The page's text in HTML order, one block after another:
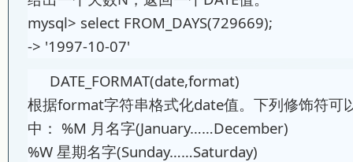
mysql> select FROM_DAYS(729669);
-> '1997-10-07'
DATE_FORMAT(date,format)
根据format字符串格式化date值。下列修饰符可
中： %M 月名字(January……December)
%W 星期名字(Sunday……Saturday)